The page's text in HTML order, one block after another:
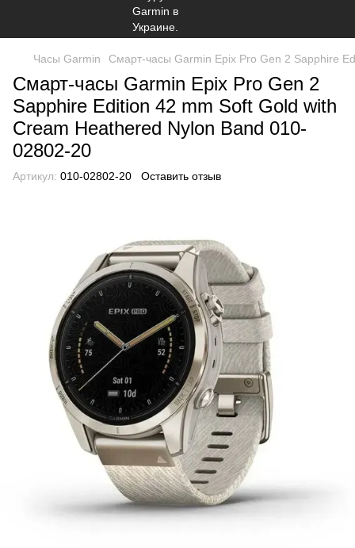
Часы Garmin Смарт-часы Garmin Epix Pro Gen 2 Sapphire
Смарт-часы Garmin Epix Pro Gen 2
Sapphire Edition 42 mm Soft Gold with
Cream Heathered Nylon Band 010-
02802-20
Артикул: 010-02802-20 Оставить отзыв